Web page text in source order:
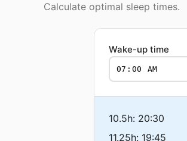
Calculate optimal sleep times.
Wake-up time
10.5h: 20:30
11.25h: 19:45